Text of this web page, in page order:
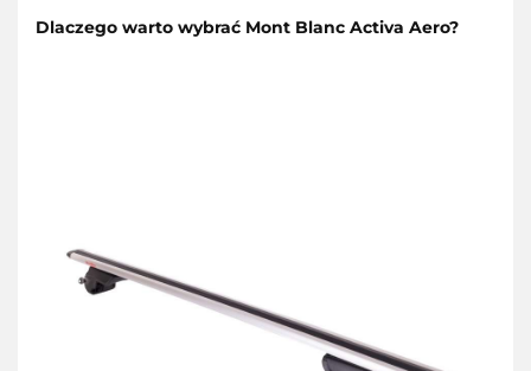
Dlaczego warto wybrać Mont Blanc Activa Aero?